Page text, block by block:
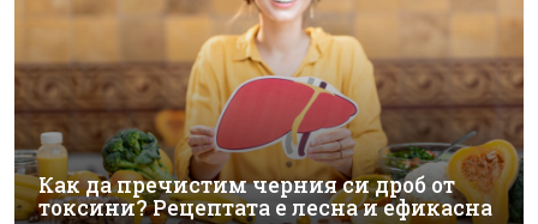
Как да пречистим черния си дроб от
токсини? Рецептата е лесна и ефикасна